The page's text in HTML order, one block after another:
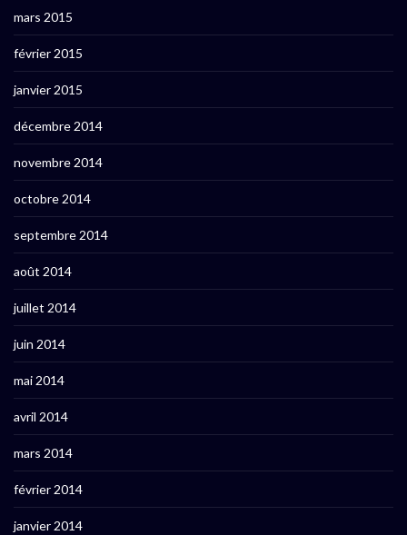
mars 2015
février 2015
janvier 2015
décembre 2014
novembre 2014
octobre 2014
septembre 2014
août 2014
juillet 2014
juin 2014
mai 2014
avril 2014
mars 2014
février 2014
janvier 2014